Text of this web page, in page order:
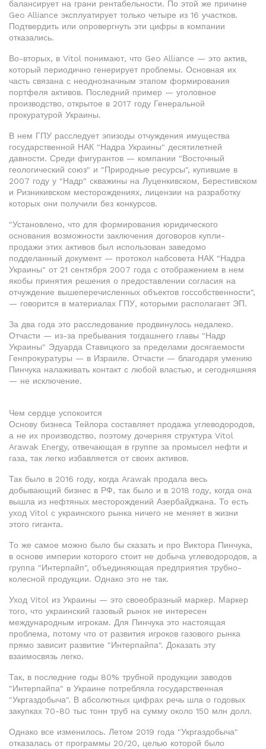
балансирует на грани рентабельности. По этой же причине
Geo Alliance эксплуатирует только четыре из 16 участков.
Подтвердить или опровергнуть эти цифры в компании
отказались.
Во-вторых, в Vitol понимают, что Geo Alliance — это актив,
который периодично генерирует проблемы. Основная их
часть связана с неоднозначным этапом формирования
портфеля активов. Последний пример — уголовное
производство, открытое в 2017 году Генеральной
прокуратурой Украины.
В нем ГПУ расследует эпизоды отчуждения имущества
государственной НАК "Надра Украины" десятилетней
давности. Среди фигурантов — компании "Восточный
геологический союз" и "Природные ресурсы", купившие в
2007 году у "Надр" скважины на Луценкивском, Берестивском
и Ризникивском месторождениях, лицензии на разработку
которых они получили без конкурсов.
"Установлено, что для формирования юридического
основания возможности заключения договоров купли-
продажи этих активов был использован заведомо
подделанный документ — протокол набсовета НАК "Надра
Украины" от 21 сентября 2007 года с отображением в нем
якобы принятия решения о предоставлении согласия на
отчуждение вышеперечисленных объектов госсобственности",
— говорится в материалах ГПУ, которыми располагает ЭП.
За два года это расследование продвинулось недалеко.
Отчасти — из-за пребывания тогдашнего главы "Надр
Украины" Эдуарда Ставицкого за пределами досягаемости
Генпрокуратуры — в Израиле. Отчасти — благодаря умению
Пинчука налаживать контакт с любой властью, и сегодняшняя
— не исключение.
Чем сердце успокоится
Основу бизнеса Тейлора составляет продажа углеводородов,
а не их производство, поэтому дочерняя структура Vitol
Arawak Energy, отвечающая в группе за промысел нефти и
газа, так легко избавляется от своих активов.
Так было в 2016 году, когда Arawak продала весь
добывающий бизнес в РФ, так было и в 2018 году, когда она
вышла из нефтяных месторождений Азербайджана. То есть
уход Vitol с украинского рынка ничего не меняет в жизни
этого гиганта.
То же самое можно было бы сказать и про Виктора Пинчука,
в основе империи которого стоит не добыча углеводородов, а
группа "Интерпайп", объединяющая предприятия трубно-
колесной продукции. Однако это не так.
Уход Vitol из Украины — это своеобразный маркер. Маркер
того, что украинский газовый рынок не интересен
международным игрокам. Для Пинчука это настоящая
проблема, потому что от развития игроков газового рынка
прямо зависит развитие "Интерпайпа". Доказать эту
взаимосвязь легко.
Так, в последние годы 80% трубной продукции заводов
"Интерпайпа" в Украине потребляла государственная
"Укргаздобыча". В абсолютных цифрах речь шла о годовых
закупках 70-80 тыс тонн труб на сумму около 150 млн долл.
Однако все изменилось. Летом 2019 года "Укргаздобыча"
отказалась от программы 20/20, целью которой было